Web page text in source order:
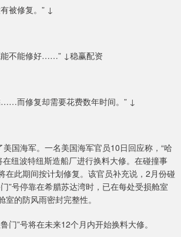
被修复。” ↓
能不能修好……” ↓稳赢配资
……而修复却需要花费数年时间。” ↓
美国海军。一名美国海军官员10日回应称，“哈
在纽波特纽斯造船厂进行换料大修。在碰撞事
在此期间按计划修复。该官员补充说，2月份碰
”号停靠在希腊苏达湾时，已在每处受损舱室
的防风雨密封完整性。
门”号将在未来12个月内开始换料大修。